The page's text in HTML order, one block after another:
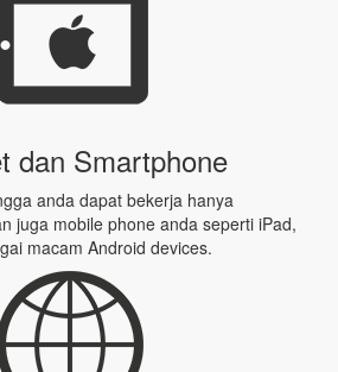
dan Smartphone
anda dapat bekerja hanya
juga mobile phone anda seperti iPad,
macam Android devices.